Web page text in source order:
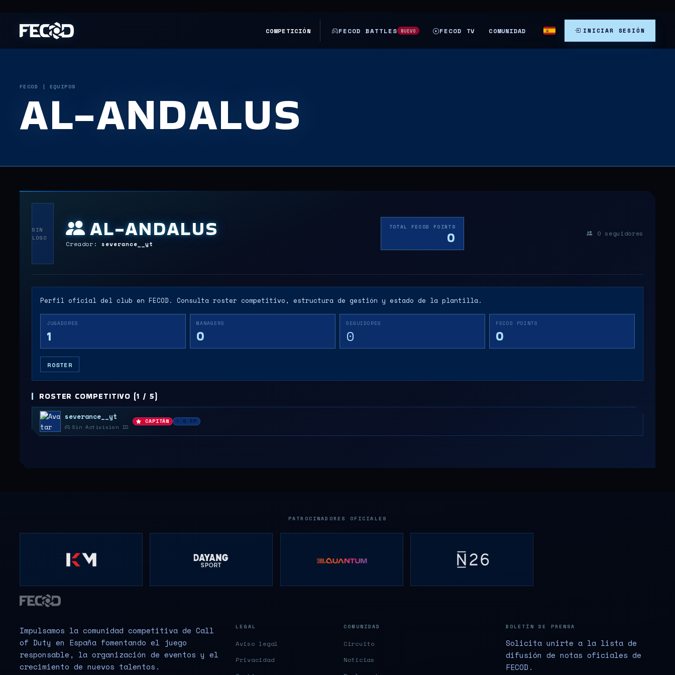
COMPETICIÓN FECOD BATTLES NUEVO FECOD TV COMUNIDAD INICIAR SESIÓN
FECOD | EQUIPOS
AL-ANDALUS
SIN
LOGO
AL-ANDALUS
Creador: severance__yt
TOTAL FECOD POINTS
0 0 seguidores
Perfil oficial del club en FECOD. Consulta roster competitivo, estructura de gestión y estado de la plantilla.
JUGADORES
1
MANAGERS
0
SEGUIDORES
0
FECOD POINTS
0
ROSTER
ROSTER COMPETITIVO (1 / 5)
severance__yt
Sin Activision ID
CAPITÁN • 0 FP
PATROCINADORES OFICIALES
Impulsamos la comunidad competitiva de Call
of Duty en España fomentando el juego
responsable, la organización de eventos y el
crecimiento de nuevos talentos.
LEGAL
Aviso legal
Privacidad
COMUNIDAD
Circuito
Noticias
BOLETÍN DE PRENSA
Solicita unirte a la lista de
difusión de notas oficiales de
FECOD.